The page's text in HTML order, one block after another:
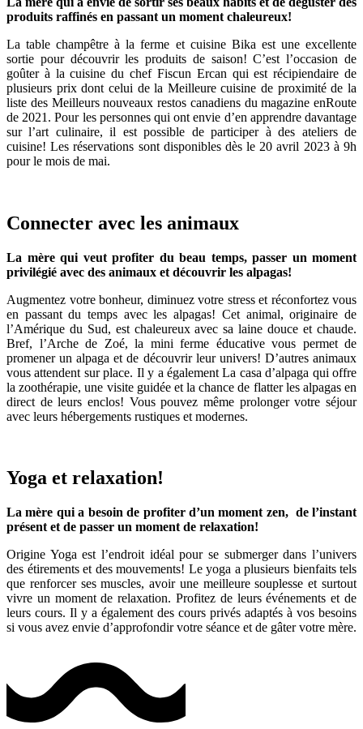
produits raffinés en passant un moment chaleureux!
La table champêtre à la ferme et cuisine Bika est une excellente
sortie pour découvrir les produits de saison! C’est l’occasion de
goûter à la cuisine du chef Fiscun Ercan qui est récipiendaire de
plusieurs prix dont celui de la Meilleure cuisine de proximité de la
liste des Meilleurs nouveaux restos canadiens du magazine enRoute
de 2021. Pour les personnes qui ont envie d’en apprendre davantage
sur l’art culinaire, il est possible de participer à des ateliers de
cuisine! Les réservations sont disponibles dès le 20 avril 2023 à 9h
pour le mois de mai.
Connecter avec les animaux
La mère qui veut profiter du beau temps, passer un moment
privilégié avec des animaux et découvrir les alpagas!
Augmentez votre bonheur, diminuez votre stress et réconfortez vous
en passant du temps avec les alpagas! Cet animal, originaire de
l’Amérique du Sud, est chaleureux avec sa laine douce et chaude.
Bref, l’Arche de Zoé, la mini ferme éducative vous permet de
promener un alpaga et de découvrir leur univers! D’autres animaux
vous attendent sur place. Il y a également La casa d’alpaga qui offre
la zoothérapie, une visite guidée et la chance de flatter les alpagas en
direct de leurs enclos! Vous pouvez même prolonger votre séjour
avec leurs hébergements rustiques et modernes.
Yoga et relaxation!
La mère qui a besoin de profiter d’un moment zen, de l’instant
présent et de passer un moment de relaxation!
Origine Yoga est l’endroit idéal pour se submerger dans l’univers
des étirements et des mouvements! Le yoga a plusieurs bienfaits tels
que renforcer ses muscles, avoir une meilleure souplesse et surtout
vivre un moment de relaxation. Profitez de leurs événements et de
leurs cours. Il y a également des cours privés adaptés à vos besoins
si vous avez envie d’approfondir votre séance et de gâter votre mère.